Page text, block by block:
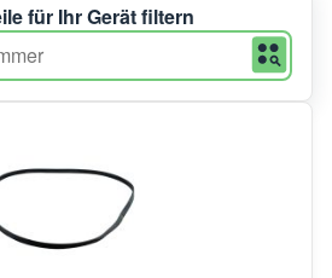
für Ihr Gerät filtern